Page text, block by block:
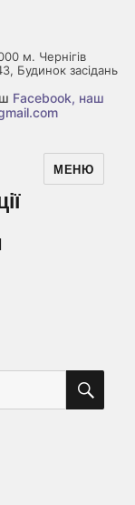
м. Чернігів
Будинок засідань
Facebook, наш
МЕНЮ